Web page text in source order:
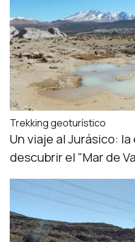
Trekking geoturístico
Un viaje al Jurásico:
descubrir el "Mar de